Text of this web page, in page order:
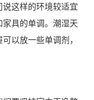
这样的环境较适宜
具的单调。潮湿天
以放一些单调剂，